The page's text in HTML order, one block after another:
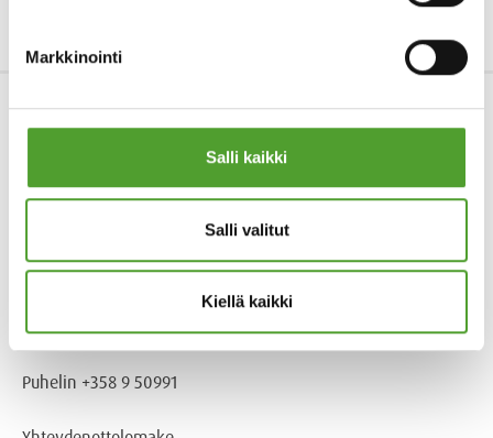
Markkinointi
Salli kaikki
Salli valitut
Kiellä kaikki
Tuotteet & Teollisuudenalat
Tietosuojaseloste
Puhelin +358 9 50991